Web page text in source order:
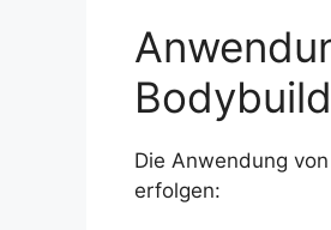
Die Anwendung
erfolgen: